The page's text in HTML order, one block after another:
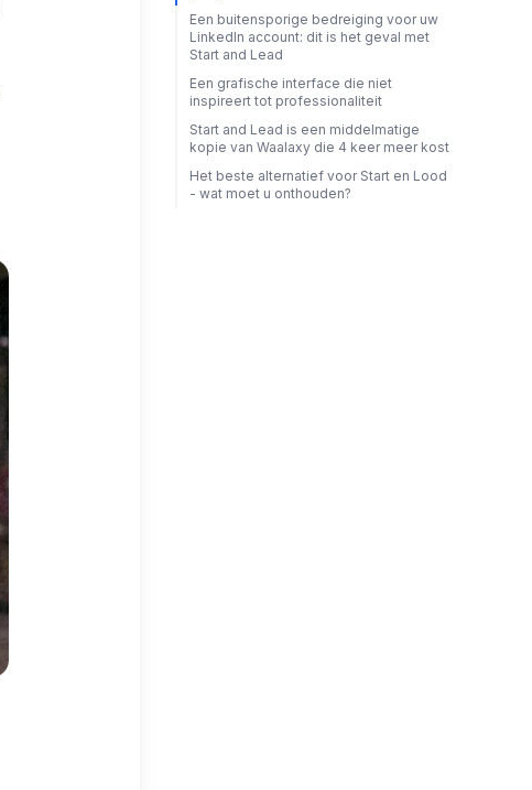
Een buitensporige bedreiging voor uw
LinkedIn account: dit is het geval met
Start and Lead
Een grafische interface die niet
inspireert tot professionaliteit
Start and Lead is een middelmatige
kopie van Waalaxy die 4 keer meer kost
Het beste alternatief voor Start en Lood
- wat moet u onthouden?